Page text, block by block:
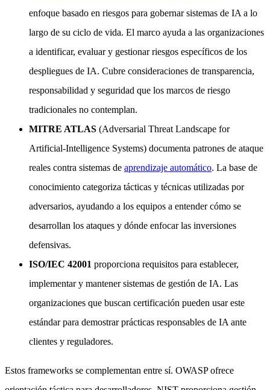
enfoque basado en riesgos para gobernar sistemas de IA a lo
largo de su ciclo de vida. El marco ayuda a las organizaciones
a identificar, evaluar y gestionar riesgos específicos de los
despliegues de IA. Cubre consideraciones de transparencia,
responsabilidad y seguridad que los marcos de riesgo
tradicionales no contemplan.
MITRE ATLAS (Adversarial Threat Landscape for
Artificial-Intelligence Systems) documenta patrones de ataque
reales contra sistemas de aprendizaje automático. La base de
conocimiento categoriza tácticas y técnicas utilizadas por
adversarios, ayudando a los equipos a entender cómo se
desarrollan los ataques y dónde enfocar las inversiones
defensivas.
ISO/IEC 42001 proporciona requisitos para establecer,
implementar y mantener sistemas de gestión de IA. Las
organizaciones que buscan certificación pueden usar este
estándar para demostrar prácticas responsables de IA ante
clientes y reguladores.
Estos frameworks se complementan entre sí. OWASP ofrece